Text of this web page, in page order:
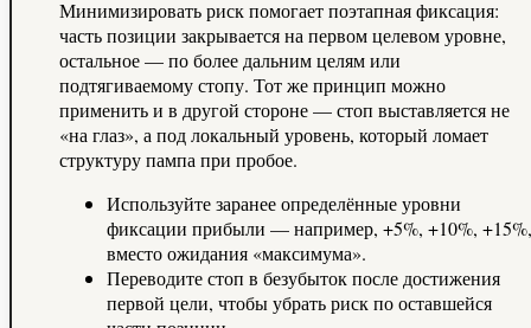
Минимизировать риск помогает поэтапная фиксация:
часть позиции закрывается на первом целевом уровне,
остальное — по более дальним целям или
подтягиваемому стопу. Тот же принцип можно
применить и в другой стороне — стоп выставляется не
«на глаз», а под локальный уровень, который ломает
структуру пампа при пробое.
Используйте заранее определённые уровни
фиксации прибыли — например, +5%, +10%, +15%,
вместо ожидания «максимума».
Переводите стоп в безубыток после достижения
первой цели, чтобы убрать риск по оставшейся